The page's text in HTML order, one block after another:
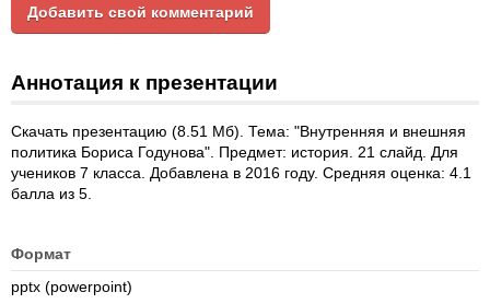
Добавить свой комментарий
Аннотация к презентации
Скачать презентацию (8.51 Мб). Тема: "Внутренняя и внешняя
политика Бориса Годунова". Предмет: история. 21 слайд. Для
учеников 7 класса. Добавлена в 2016 году. Средняя оценка: 4.1
балла из 5.
Формат
pptx (powerpoint)